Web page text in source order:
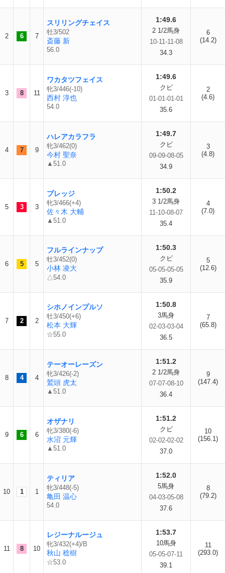
2 6 7
スリリングチェイス
牡3/502
斎藤 新
56.0
1:49.6
2 1/2馬身
10-11-11-08
34.3
6
(14.2)
3 8 11
ワカタツフェイス
牝3/446(-10)
西村 淳也
54.0
1:49.6
クビ
01-01-01-01
35.6
2
(4.6)
4 7 9
ハレアカラフラ
牝3/462(0)
今村 聖奈
▲51.0
1:49.7
クビ
09-09-08-05
34.9
3
(4.8)
5 3 3
プレッジ
牝3/466(+4)
佐々木 大輔
▲51.0
1:50.2
3 1/2馬身
11-10-08-07
35.4
4
(7.0)
6 5 5
フルラインナップ
牡3/452(0)
小林 凌大
△54.0
1:50.3
クビ
05-05-05-05
35.9
5
(12.6)
7 2 2
シホノインプルソ
牡3/450(+6)
松本 大輝
☆55.0
1:50.8
3馬身
02-03-03-04
36.5
7
(65.8)
8 4 4
テーオーレーズン
牝3/426(-2)
鷲頭 虎太
▲51.0
1:51.2
2 1/2馬身
07-07-08-10
36.4
9
(147.4)
9 6 6
オザナリ
牝3/380(-6)
水沼 元輝
▲51.0
1:51.2
クビ
02-02-02-02
37.0
10
(156.1)
10 1 1
ティリア
牝3/448(-5)
亀田 温心
54.0
1:52.0
5馬身
04-03-05-08
37.6
8
(79.2)
11 8 10
レジーナルージュ
牝3/432(+4)/B
秋山 稔樹
☆53.0
1:53.7
10馬身
05-05-07-11
39.1
11
(293.0)